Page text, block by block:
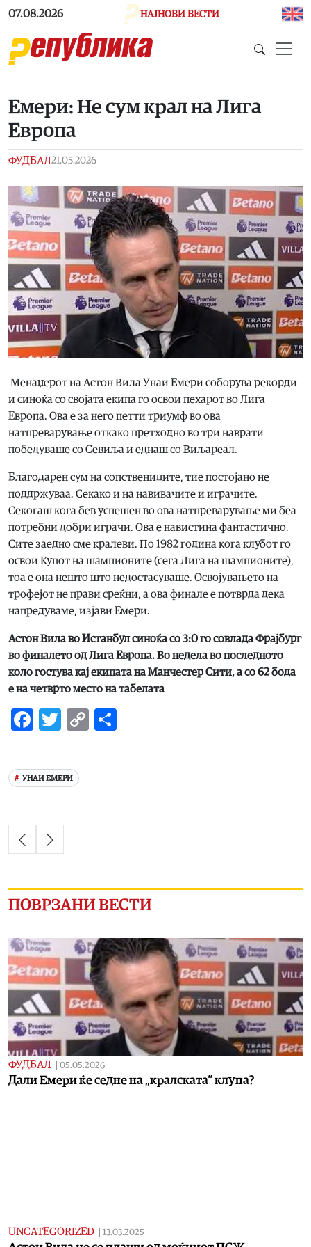
Skip to main content
07.08.2026 НАЈНОВИ ВЕСТИ
Емери: Не сум крал на Лига
Европа
ФУДБАЛ21.05.2026
Менаџерот на Астон Вила Унаи Емери соборува рекорди
и синоќа со својата екипа го освои пехарот во Лига
Европа. Ова е за него петти триумф во ова
натпреварување откако претходно во три наврати
победуваше со Севиља и еднаш со Виљареал.
Благодарен сум на сопствениците, тие постојано не
поддржуваа. Секако и на навивачите и играчите.
Секогаш кога бев успешен во ова натпреварување ми беа
потребни добри играчи. Ова е навистина фантастично.
Сите заедно сме кралеви. По 1982 година кога клубот го
освои Купот на шампионите (сега Лига на шампионите),
тоа е она нешто што недостасуваше. Освојувањето на
трофејот не прави среќни, а ова финале е потврда дека
напредуваме, изјави Емери.
Астон Вила во Истанбул синоќа со 3:0 го совлада Фрајбург
во финалето од Лига Европа. Во недела во последното
коло гостува кај екипата на Манчестер Сити, а со 62 бода
е на четврто место на табелата
Facebook
Twitter
Copy
УНАИ ЕМЕРИ
ПОВРЗАНИ ВЕСТИ
ФУДБАЛ 05.05.2026
Дали Емери ќе седне на „кралската“ клупа?
UNCATEGORIZED 13.03.2025